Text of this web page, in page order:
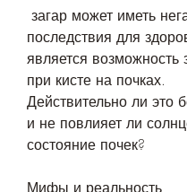
последствия для
является возможность
при кисте на почках.
Действительно ли это
и не повлияет ли
состояние почек?
Мифы и реальность